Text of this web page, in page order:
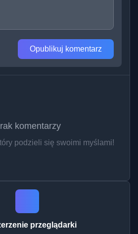
Opublikuj komentarz
komentarzy
podzieli się swoimi myślami!
przeglądarki